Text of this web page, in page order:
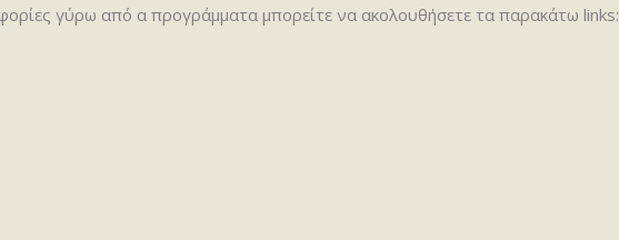
γύρω από α προγράμματα μπορείτε να ακολουθήσετε τα παρακάτω links: